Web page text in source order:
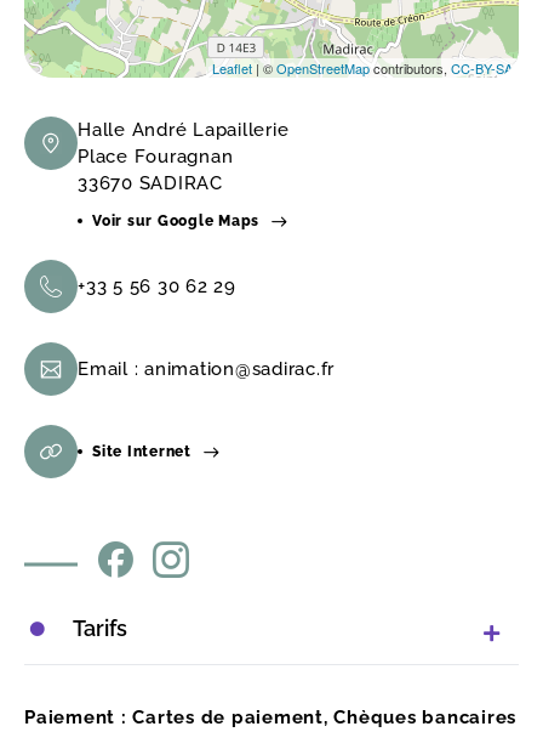
Leaflet | ©OpenStreetMapcontributors, CC-BY-SA
Halle André Lapaillerie
Place Fouragnan
33670 SADIRAC
Voir sur Google Maps
+33 5 56 30 62 29
Email : animation@sadirac.fr
Site Internet
Tarifs
Paiement : Cartes de paiement, Chèques bancaires